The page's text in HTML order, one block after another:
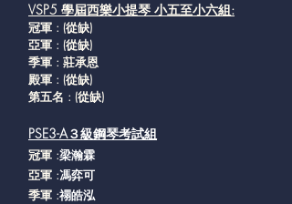
VSP5 學屆西樂小提琴 小五至小六組:
冠軍 : (從缺)
亞軍 : (從缺)
季軍 : 莊承恩
殿軍 : (從缺)
第五名 : (從缺)
PSE3-A３級鋼琴考試組
冠軍 :梁瀚霖
亞軍 :馮弈可
季軍 :禤皓泓